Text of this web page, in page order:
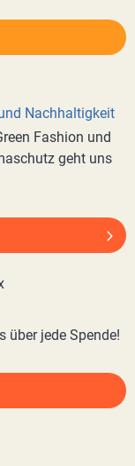
Nachhaltigkeit
Fashion und
geht uns
über jede Spende!